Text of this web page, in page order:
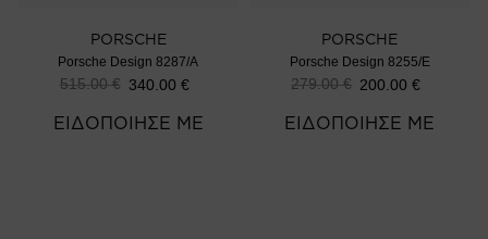
PORSCHE
Porsche Design 8287/A
515.00€ 340.00 €
ΕΙΔΟΠΟΙΗΣΕ ΜΕ
PORSCHE
Porsche Design 8255/E
279.00€ 200.00€
ΕΙΔΟΠΟΙΗΣΕ ΜΕ